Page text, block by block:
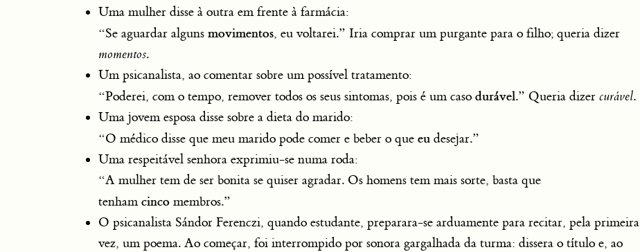
Uma mulher disse à outra em frente à farmácia:
“Se aguardar alguns movimentos, eu voltarei.” Iria comprar um purgante para o filho; queria dizer
momentos.
Um psicanalista, ao comentar sobre um possível tratamento:
“Poderei, com o tempo, remover todos os seus sintomas, pois é um caso durável.” Queria dizer curável.
Uma jovem esposa disse sobre a dieta do marido:
“O médico disse que meu marido pode comer e beber o que eu desejar.”
Uma respeitável senhora exprimiu-se numa roda:
“A mulher tem de ser bonita se quiser agradar. Os homens tem mais sorte, basta que
tenhamcinco membros.”
O psicanalista Sándor Ferenczi, quando estudante, preparara-se arduamente para recitar, pela primeira
vez, um poema. Ao começar, foi interrompido por sonora gargalhada da turma: dissera o título e, ao